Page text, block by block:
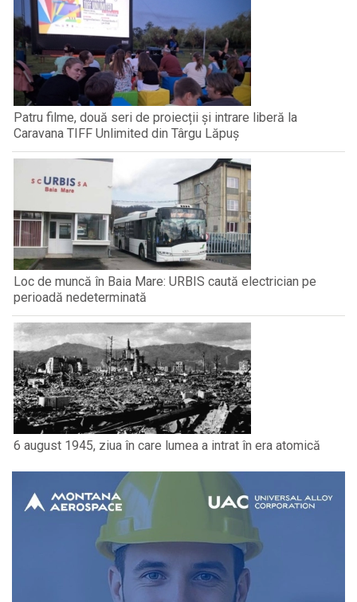
Patru filme, două seri de proiecții și intrare liberă la
Caravana TIFF Unlimited din Târgu Lăpuș
Loc de muncă în Baia Mare: URBIS caută electrician pe
perioadă nedeterminată
6 august 1945, ziua în care lumea a intrat în era atomică